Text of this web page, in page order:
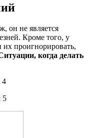
он не является
Кроме того, у
проигнорировать,
когда делать